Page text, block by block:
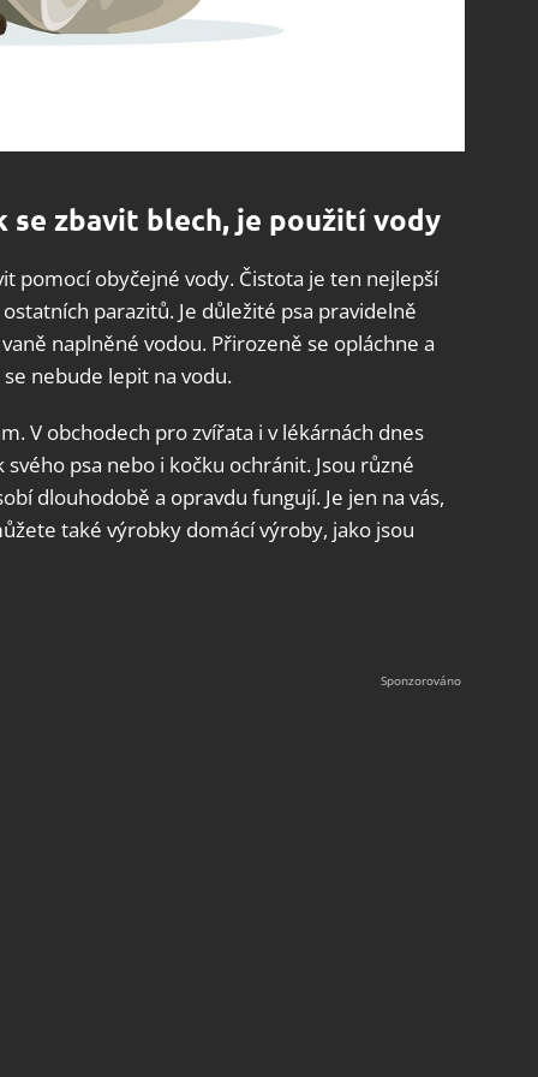
se zbavit blech, je použití vody
pomocí obyčejné vody. Čistota je ten nejlepší
parazitů. Je důležité psa pravidelně
naplněné vodou. Přirozeně se opláchne a
nebude lepit na vodu.
V obchodech pro zvířata i v lékárnách dnes
psa nebo i kočku ochránit. Jsou různé
dlouhodobě a opravdu fungují. Je jen na vás,
také výrobky domácí výroby, jako jsou